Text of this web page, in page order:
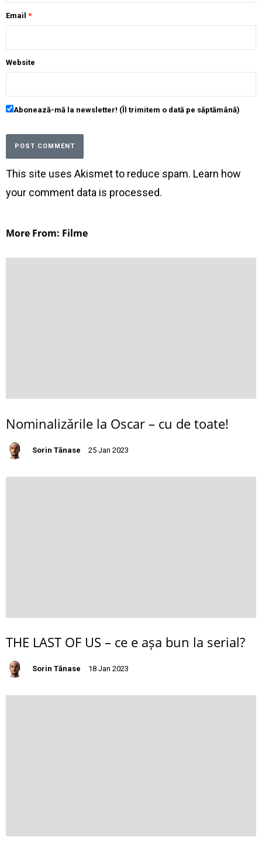
Email *
Website
Abonează-mă la newsletter! (Îl trimitem o dată pe săptămână)
This site uses Akismet to reduce spam. Learn how
your comment data is processed.
More From: Filme
Nominalizările la Oscar – cu de toate!
Sorin Tănase 25 Jan 2023
THE LAST OF US – ce e așa bun la serial?
Sorin Tănase 18 Jan 2023